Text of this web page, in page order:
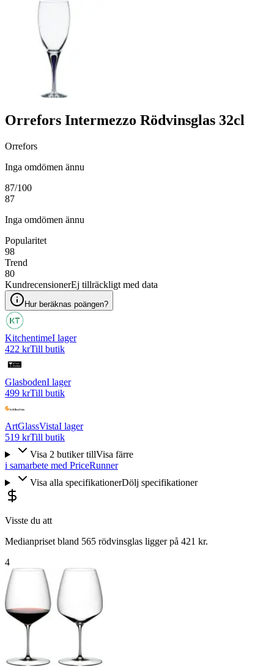
Orrefors Intermezzo Rödvinsglas 32cl
Orrefors
Inga omdömen ännu
87/100
87
Inga omdömen ännu
Popularitet
98
Trend
80
KundrecensionerEj tillräckligt med data
Hur beräknas poängen?
KitchentimeI lager
422 krTill butik
GlasbodenI lager
499 krTill butik
ArtGlassVistaI lager
519 krTill butik
Visa 2 butiker tillVisa färre
i samarbete med PriceRunner
Visa alla specifikationerDölj specifikationer
Visste du att
Medianpriset bland 565 rödvinsglas ligger på 421 kr.
4